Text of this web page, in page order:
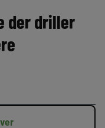
der driller